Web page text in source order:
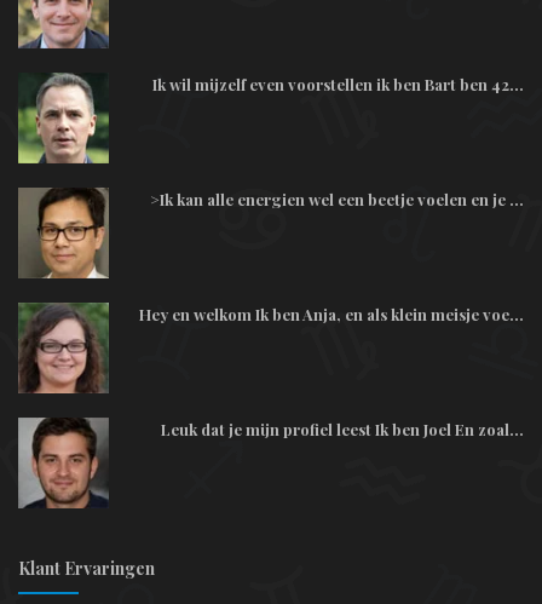
Ik wil mijzelf even voorstellen ik ben Bart ben 42...
>Ik kan alle energien wel een beetje voelen en je ...
Hey en welkom Ik ben Anja, en als klein meisje voe...
Leuk dat je mijn profiel leest Ik ben Joel En zoal...
Klant Ervaringen